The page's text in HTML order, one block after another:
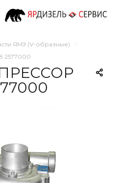
ЯМЗ (V-образные)
2577000